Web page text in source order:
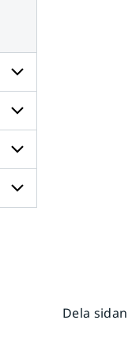
Undersidor
för
Radar
och
Undersidor
för
Väder
till
havs
Undersidor
för
Dela sidan